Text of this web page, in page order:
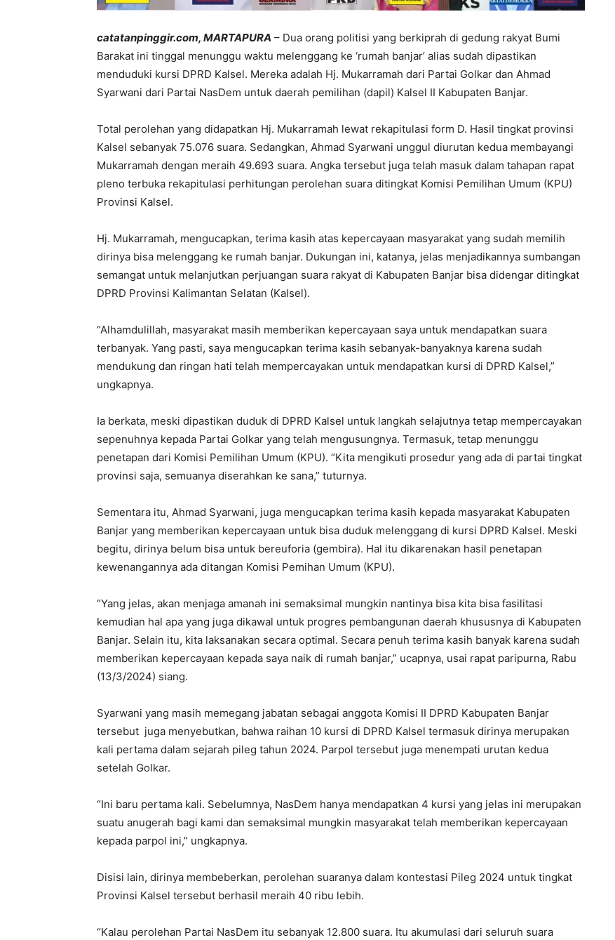
catatanpinggir.com, MARTAPURA – Dua orang politisi yang berkiprah di gedung rakyat Bumi
Barakat ini tinggal menunggu waktu melenggang ke ‘rumah banjar’ alias sudah dipastikan
menduduki kursi DPRD Kalsel. Mereka adalah Hj. Mukarramah dari Partai Golkar dan Ahmad
Syarwani dari Partai NasDem untuk daerah pemilihan (dapil) Kalsel II Kabupaten Banjar.
Total perolehan yang didapatkan Hj. Mukarramah lewat rekapitulasi form D. Hasil tingkat provinsi
Kalsel sebanyak 75.076 suara. Sedangkan, Ahmad Syarwani unggul diurutan kedua membayangi
Mukarramah dengan meraih 49.693 suara. Angka tersebut juga telah masuk dalam tahapan rapat
pleno terbuka rekapitulasi perhitungan perolehan suara ditingkat Komisi Pemilihan Umum (KPU)
Provinsi Kalsel.
Hj. Mukarramah, mengucapkan, terima kasih atas kepercayaan masyarakat yang sudah memilih
dirinya bisa melenggang ke rumah banjar. Dukungan ini, katanya, jelas menjadikannya sumbangan
semangat untuk melanjutkan perjuangan suara rakyat di Kabupaten Banjar bisa didengar ditingkat
DPRD Provinsi Kalimantan Selatan (Kalsel).
“Alhamdulillah, masyarakat masih memberikan kepercayaan saya untuk mendapatkan suara
terbanyak. Yang pasti, saya mengucapkan terima kasih sebanyak-banyaknya karena sudah
mendukung dan ringan hati telah mempercayakan untuk mendapatkan kursi di DPRD Kalsel,”
ungkapnya.
Ia berkata, meski dipastikan duduk di DPRD Kalsel untuk langkah selajutnya tetap mempercayakan
sepenuhnya kepada Partai Golkar yang telah mengusungnya. Termasuk, tetap menunggu
penetapan dari Komisi Pemilihan Umum (KPU). “Kita mengikuti prosedur yang ada di partai tingkat
provinsi saja, semuanya diserahkan ke sana,” tuturnya.
Sementara itu, Ahmad Syarwani, juga mengucapkan terima kasih kepada masyarakat Kabupaten
Banjar yang memberikan kepercayaan untuk bisa duduk melenggang di kursi DPRD Kalsel. Meski
begitu, dirinya belum bisa untuk bereuforia (gembira). Hal itu dikarenakan hasil penetapan
kewenangannya ada ditangan Komisi Pemihan Umum (KPU).
“Yang jelas, akan menjaga amanah ini semaksimal mungkin nantinya bisa kita bisa fasilitasi
kemudian hal apa yang juga dikawal untuk progres pembangunan daerah khususnya di Kabupaten
Banjar. Selain itu, kita laksanakan secara optimal. Secara penuh terima kasih banyak karena sudah
memberikan kepercayaan kepada saya naik di rumah banjar,” ucapnya, usai rapat paripurna, Rabu
(13/3/2024) siang.
Syarwani yang masih memegang jabatan sebagai anggota Komisi II DPRD Kabupaten Banjar
tersebut juga menyebutkan, bahwa raihan 10 kursi di DPRD Kalsel termasuk dirinya merupakan
kali pertama dalam sejarah pileg tahun 2024. Parpol tersebut juga menempati urutan kedua
setelah Golkar.
“Ini baru pertama kali. Sebelumnya, NasDem hanya mendapatkan 4 kursi yang jelas ini merupakan
suatu anugerah bagi kami dan semaksimal mungkin masyarakat telah memberikan kepercayaan
kepada parpol ini,” ungkapnya.
Disisi lain, dirinya membeberkan, perolehan suaranya dalam kontestasi Pileg 2024 untuk tingkat
Provinsi Kalsel tersebut berhasil meraih 40 ribu lebih.
“Kalau perolehan Partai NasDem itu sebanyak 12.800 suara. Itu akumulasi dari seluruh suara